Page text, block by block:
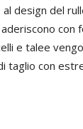
design del
con
e talee
taglio con